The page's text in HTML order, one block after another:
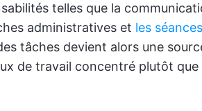
telles que la
administratives et les
tâches devient alors une
de travail concentré plutôt que